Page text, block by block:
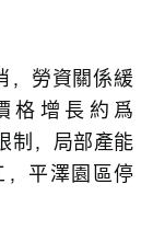
，勞資關係緩
格增長約爲
制，局部產能
平澤園區停